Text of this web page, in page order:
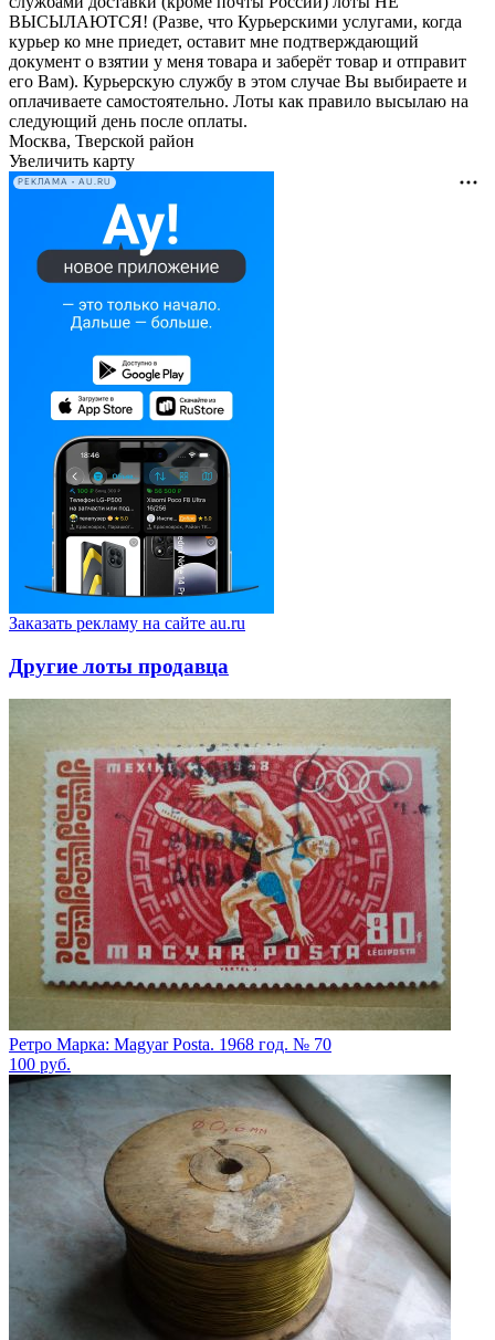
ВЫСЫЛАЮТСЯ! (Разве, что Курьерскими услугами, когда
курьер ко мне приедет, оставит мне подтверждающий
документ о взятии у меня товара и заберёт товар и отправит
его Вам). Курьерскую службу в этом случае Вы выбираете и
оплачиваете самостоятельно. Лоты как правило высылаю на
следующий день после оплаты.
Москва, Тверской район
Увеличить карту
РЕКЛАМА • AU.RU
Заказать рекламу на сайте au.ru
Другие лоты продавца
Ретро Марка: Magyar Posta. 1968 год. № 70
100 руб.